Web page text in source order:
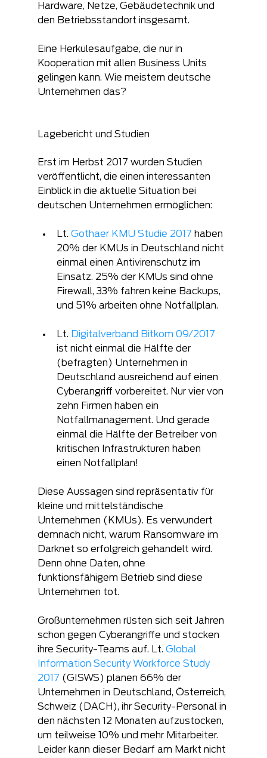
Hardware, Netze, Gebäudetechnik und
den Betriebsstandort insgesamt.
Eine Herkulesaufgabe, die nur in
Kooperation mit allen Business Units
gelingen kann. Wie meistern deutsche
Unternehmen das?
Lagebericht und Studien
Erst im Herbst 2017 wurden Studien
veröffentlicht, die einen interessanten
Einblick in die aktuelle Situation bei
deutschen Unternehmen ermöglichen:
Lt. Gothaer KMU Studie 2017 haben
20% der KMUs in Deutschland nicht
einmal einen Antivirenschutz im
Einsatz. 25% der KMUs sind ohne
Firewall, 33% fahren keine Backups,
und 51% arbeiten ohne Notfallplan.
Lt. Digitalverband Bitkom 09/2017
ist nicht einmal die Hälfte der
(befragten) Unternehmen in
Deutschland ausreichend auf einen
Cyberangriff vorbereitet. Nur vier von
zehn Firmen haben ein
Notfallmanagement. Und gerade
einmal die Hälfte der Betreiber von
kritischen Infrastrukturen haben
einen Notfallplan!
Diese Aussagen sind repräsentativ für
kleine und mittelständische
Unternehmen (KMUs). Es verwundert
demnach nicht, warum Ransomware im
Darknet so erfolgreich gehandelt wird.
Denn ohne Daten, ohne
funktionsfähigem Betrieb sind diese
Unternehmen tot.
Großunternehmen rüsten sich seit Jahren
schon gegen Cyberangriffe und stocken
ihre Security-Teams auf. Lt. Global
Information Security Workforce Study
2017 (GISWS) planen 66% der
Unternehmen in Deutschland, Österreich,
Schweiz (DACH), ihr Security-Personal in
den nächsten 12 Monaten aufzustocken,
um teilweise 10% und mehr Mitarbeiter.
Leider kann dieser Bedarf am Markt nicht